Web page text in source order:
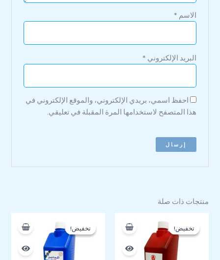
الاسم *
البريد الإلكتروني *
احفظ اسمي، بريدي الإلكتروني، والموقع الإلكتروني في
هذا المتصفح لاستخدامها المرة المقبلة في تعليقي.
منتجات ذات صلة
تخفيض!
تخفيض!الأصلي
هو:
375 EGP.
هو:
355 EGP.
تخفيض!
تخفيض! الأصلي
هو:
500 EGP.
هو:
490 EGP.